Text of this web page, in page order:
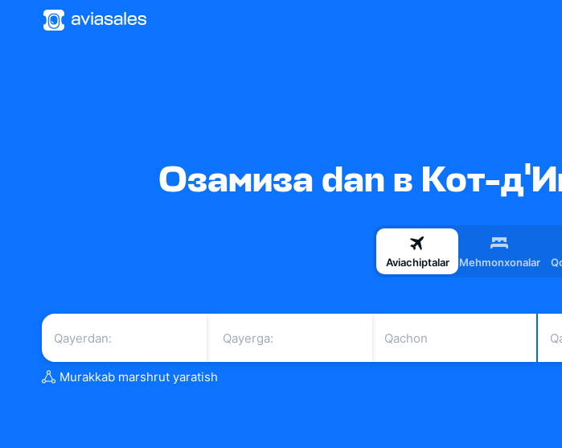
Озамиза dan в Кот-
Aviachiptalar Mehmonxonalar
Qachon
Murakkab marshrut yaratish